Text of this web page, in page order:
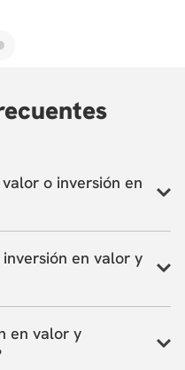
o inversión en
mientras que la de
asumiendo más
en valor y
que la de crecimiento
futuro, aunque
en valor y